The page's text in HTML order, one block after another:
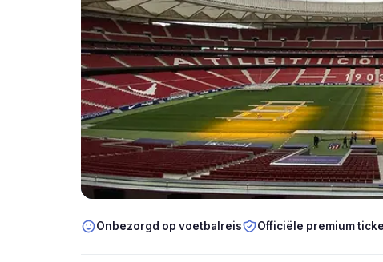
Onbezorgd op voetbalreis Officiële premium